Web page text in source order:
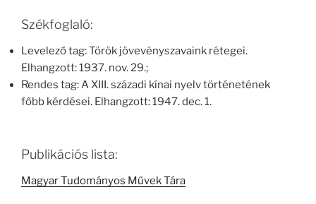
Székfoglaló:
Levelező tag: Török jövevényszavaink rétegei.
Elhangzott: 1937. nov. 29.;
Rendes tag: A XIII. századi kínai nyelv történetének
főbb kérdései. Elhangzott: 1947. dec. 1.
Publikációs lista:
Magyar Tudományos Művek Tára